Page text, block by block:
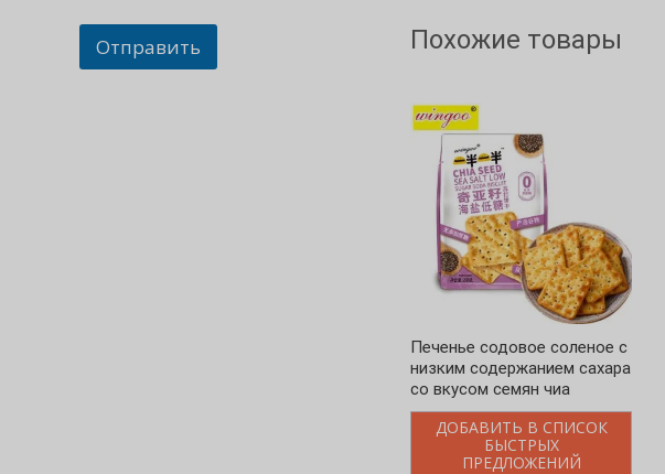
Похожие товары
Печенье содовое соленое с
низким содержанием сахара
со вкусом семян чиа
ДОБАВИТЬ В СПИСОК
БЫСТРЫХ
ПРЕДЛОЖЕНИЙ
Отправить